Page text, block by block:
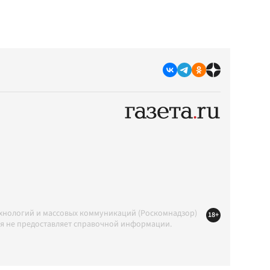
и массовых коммуникаций (Роскомнадзор)
не предоставляет справочной информации.
18+